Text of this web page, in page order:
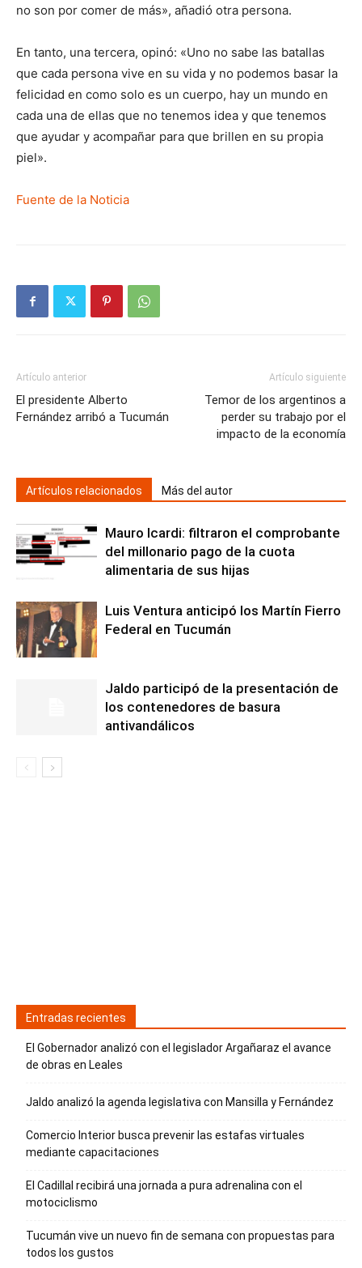
no son por comer de más», añadió otra persona.
En tanto, una tercera, opinó: «Uno no sabe las batallas
que cada persona vive en su vida y no podemos basar la
felicidad en como solo es un cuerpo, hay un mundo en
cada una de ellas que no tenemos idea y que tenemos
que ayudar y acompañar para que brillen en su propia
piel».
Fuente de la Noticia
Artículo anterior
El presidente Alberto
Fernández arribó a Tucumán
Artículo siguiente
Temor de los argentinos a
perder su trabajo por el
impacto de la economía
Artículos relacionados Más del autor
Mauro Icardi: filtraron el comprobante
del millonario pago de la cuota
alimentaria de sus hijas
Luis Ventura anticipó los Martín Fierro
Federal en Tucumán
Jaldo participó de la presentación de
los contenedores de basura
antivandálicos
Entradas recientes
El Gobernador analizó con el legislador Argañaraz el avance
de obras en Leales
Jaldo analizó la agenda legislativa con Mansilla y Fernández
Comercio Interior busca prevenir las estafas virtuales
mediante capacitaciones
El Cadillal recibirá una jornada a pura adrenalina con el
motociclismo
Tucumán vive un nuevo fin de semana con propuestas para
todos los gustos